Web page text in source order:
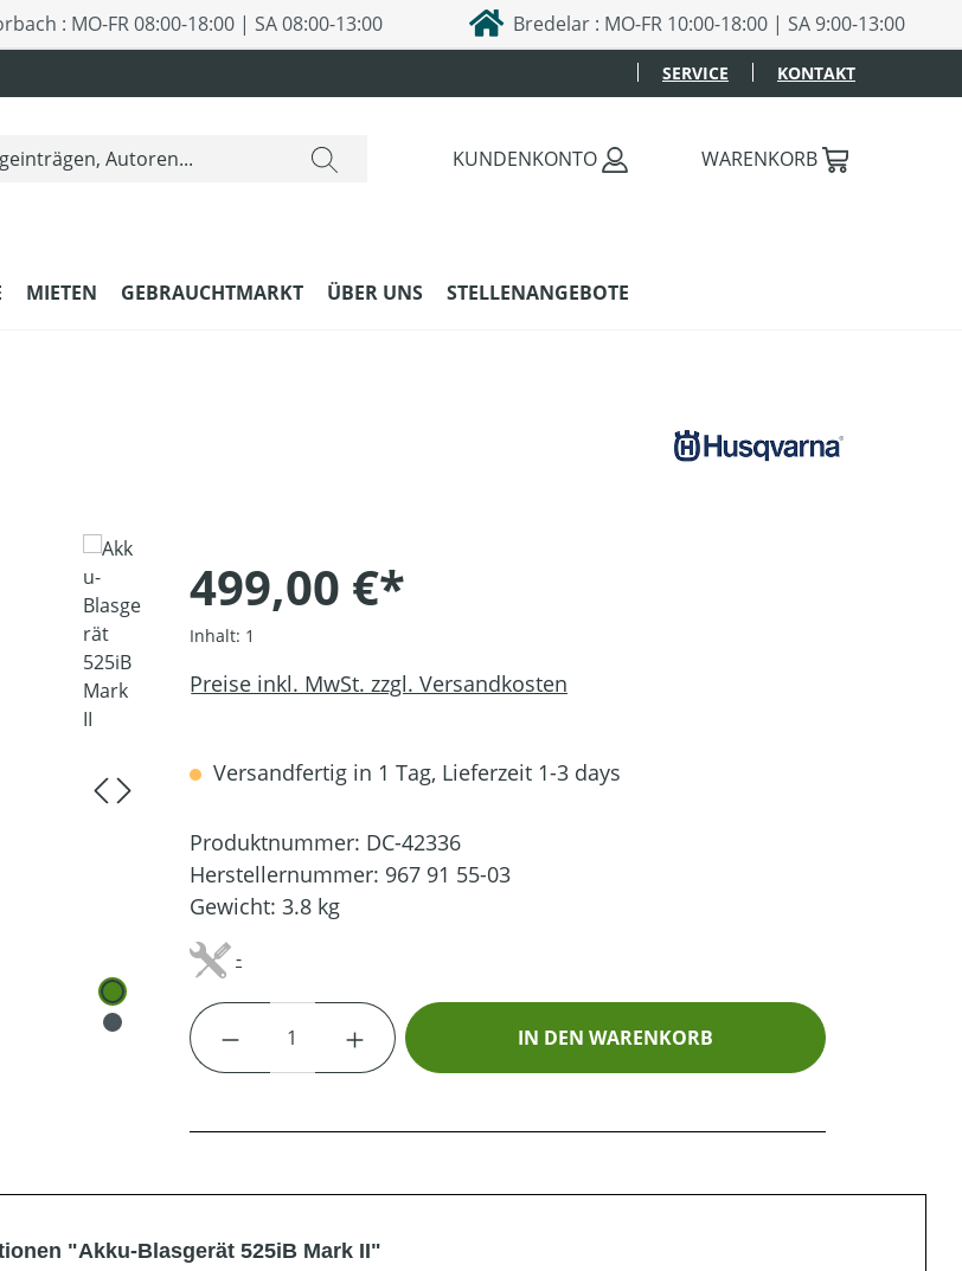
: MO-FR 08:00-18:00 | SA 08:00-13:00 Bredelar : MO-FR 10:00-18:00 | SA 9:00-13:00
SERVICE KONTAKT
KUNDENKONTO WARENKORB
MIETEN GEBRAUCHTMARKT ÜBER UNS STELLENANGEBOTE
499,00 €*
Inhalt: 1
Preise inkl. MwSt. zzgl. Versandkosten
Versandfertig in 1 Tag, Lieferzeit 1-3 days
Produktnummer: DC-42336
Herstellernummer: 967 91 55-03
Gewicht: 3.8 kg
-
Produkt Anzahl: Gib den gewünschten Wert ein oder
IN DEN WARENKORB
"Akku-Blasgerät 525iB Mark II"